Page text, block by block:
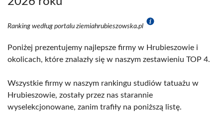
Ranking według portalu ziemiahrubieszowska.pl
Poniżej prezentujemy najlepsze firmy w Hrubieszowie i
okolicach, które znalazły się w naszym zestawieniu TOP 4.
Wszystkie firmy w naszym rankingu studiów tatuażu w
Hrubieszowie, zostały przez nas starannie
wyselekcjonowane, zanim trafiły na poniższą listę.